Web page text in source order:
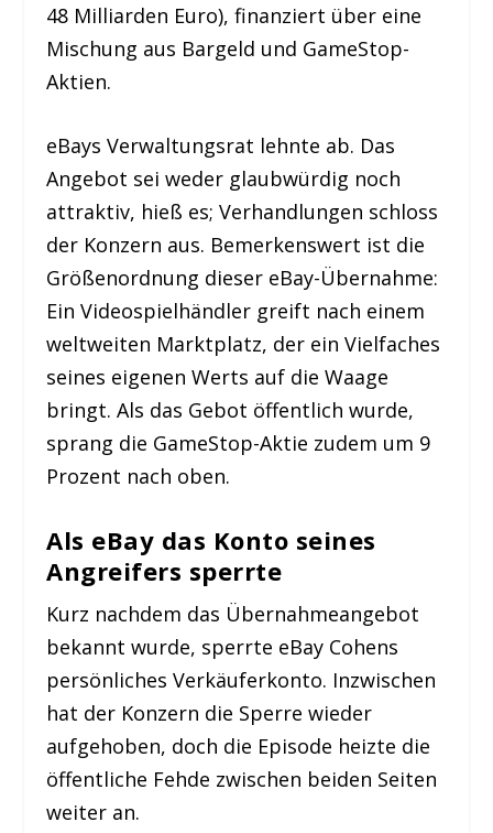
48 Milliarden Euro), finanziert über eine
Mischung aus Bargeld und GameStop-
Aktien.
eBays Verwaltungsrat lehnte ab. Das
Angebot sei weder glaubwürdig noch
attraktiv, hieß es; Verhandlungen schloss
der Konzern aus. Bemerkenswert ist die
Größenordnung dieser eBay-Übernahme:
Ein Videospielhändler greift nach einem
weltweiten Marktplatz, der ein Vielfaches
seines eigenen Werts auf die Waage
bringt. Als das Gebot öffentlich wurde,
sprang die GameStop-Aktie zudem um 9
Prozent nach oben.
Als eBay das Konto seines
Angreifers sperrte
Kurz nachdem das Übernahmeangebot
bekannt wurde, sperrte eBay Cohens
persönliches Verkäuferkonto. Inzwischen
hat der Konzern die Sperre wieder
aufgehoben, doch die Episode heizte die
öffentliche Fehde zwischen beiden Seiten
weiter an.